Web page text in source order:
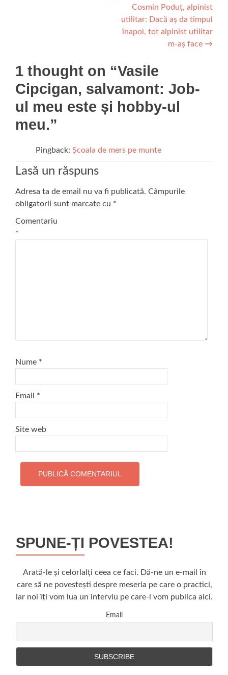
Cosmin Poduț, alpinist
utilitar: Dacă aș da timpul
înapoi, tot alpinist utilitar
m-aș face →
1 thought on “Vasile
Cipcigan, salvamont: Job-
ul meu este și hobby-ul
meu.”
Pingback: Școala de mers pe munte
Lasă un răspuns
Adresa ta de email nu va fi publicată. Câmpurile
obligatorii sunt marcate cu *
Comentariu
*
Nume *
Email *
Site web
SPUNE-ȚI POVESTEA!
Arată-le și celorlalți ceea ce faci. Dă-ne un e-mail în
care să ne povestești despre meseria pe care o practici,
iar noi îți vom lua un interviu pe care-l vom publica aici.
Email